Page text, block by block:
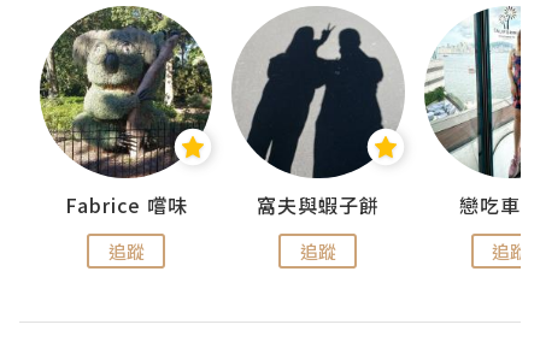
Fabrice 嚐味
追蹤
窩夫與蝦子餅
追蹤
戀吃車
追蹤